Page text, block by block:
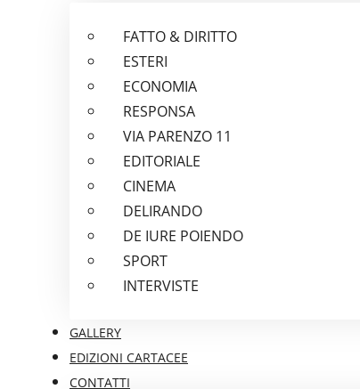
FATTO & DIRITTO
ESTERI
ECONOMIA
RESPONSA
VIA PARENZO 11
EDITORIALE
CINEMA
DELIRANDO
DE IURE POIENDO
SPORT
INTERVISTE
GALLERY
EDIZIONI CARTACEE
CONTATTI